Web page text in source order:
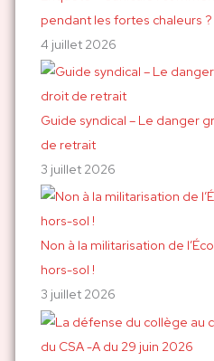
pendant les fortes chaleurs ?
4 juillet 2026
Guide syndical – Le danger
de retrait
3 juillet 2026
Non à la militarisation de
hors-sol !
3 juillet 2026